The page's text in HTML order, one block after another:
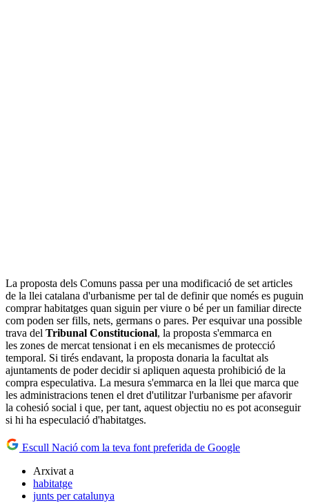
La proposta dels Comuns passa per una modificació de set articles
de la llei catalana d'urbanisme per tal de definir que només es puguin
comprar habitatges quan siguin per viure o bé per un familiar directe
com poden ser fills, nets, germans o pares. Per esquivar una possible
trava del Tribunal Constitucional, la proposta s'emmarca en
les zones de mercat tensionat i en els mecanismes de protecció
temporal. Si tirés endavant, la proposta donaria la facultat als
ajuntaments de poder decidir si apliquen aquesta prohibició de la
compra especulativa. La mesura s'emmarca en la llei que marca que
les administracions tenen el dret d'utilitzar l'urbanisme per afavorir
la cohesió social i que, per tant, aquest objectiu no es pot aconseguir
si hi ha especulació d'habitatges.
Escull Nació com la teva font preferida de Google
Arxivat a
habitatge
junts per catalunya